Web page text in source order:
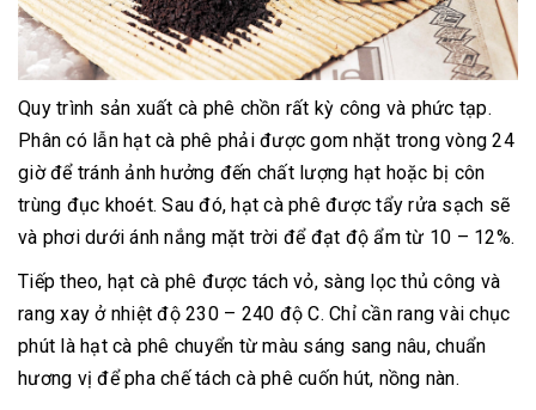
Quy trình sản xuất cà phê chồn rất kỳ công và phức tạp.
Phân có lẫn hạt cà phê phải được gom nhặt trong vòng 24
giờ để tránh ảnh hưởng đến chất lượng hạt hoặc bị côn
trùng đục khoét. Sau đó, hạt cà phê được tẩy rửa sạch sẽ
và phơi dưới ánh nắng mặt trời để đạt độ ẩm từ 10 – 12%.
Tiếp theo, hạt cà phê được tách vỏ, sàng lọc thủ công và
rang xay ở nhiệt độ 230 – 240 độ C. Chỉ cần rang vài chục
phút là hạt cà phê chuyển từ màu sáng sang nâu, chuẩn
hương vị để pha chế tách cà phê cuốn hút, nồng nàn.